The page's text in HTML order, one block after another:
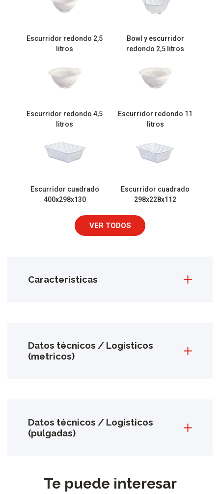
Escurridor redondo 2,5
litros
Bowl y escurridor
redondo 2,5 litros
Escurridor redondo 4,5
litros
Escurridor redondo 11
litros
Escurridor cuadrado
400x298x130
Escurridor cuadrado
298x228x112
VER TODOS
Características
Datos técnicos / Logísticos
(metricos)
Datos técnicos / Logísticos
(pulgadas)
Te puede interesar